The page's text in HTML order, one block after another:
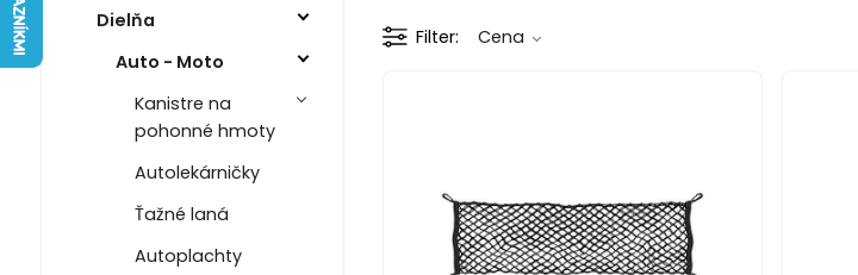
Dielňa
Auto - Moto
Kanistre na
pohonné hmoty
Autolekárničky
Ťažné laná
Autoplachty
Filter Cena